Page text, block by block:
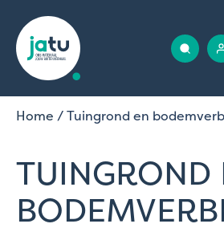
Home / Tuingrond en
TUINGROND